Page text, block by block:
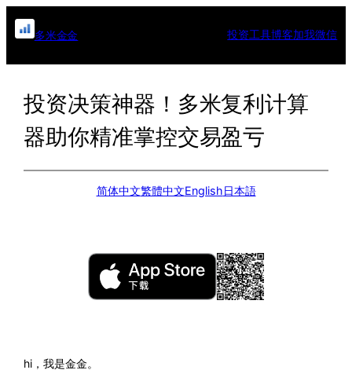
跳
至
多米金金 投资工具博客加我微信
投资决策神器！多米复利计算
器助你精准掌控交易盈亏
简体中文繁體中文English日本語
hi，我是金金。